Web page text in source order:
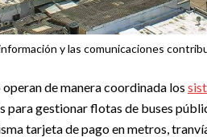
y las comunicaciones
de manera coordinada los
para gestionar flotas de buses
tarjeta de pago en metros,